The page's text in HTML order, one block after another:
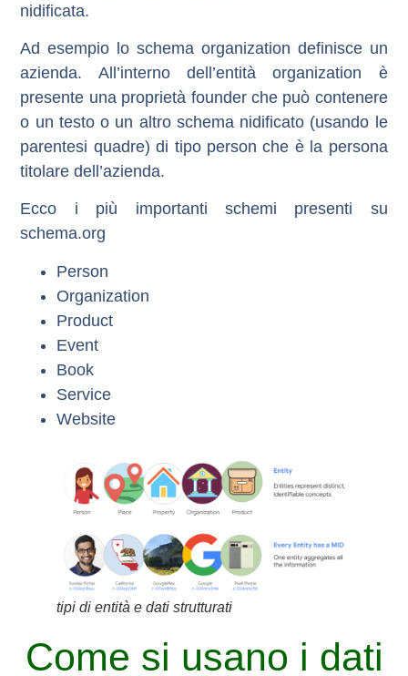
nidificata.
Ad esempio lo schema organization definisce un
azienda. All’interno dell’entità organization è
presente una proprietà founder che può contenere
o un testo o un altro schema nidificato (usando le
parentesi quadre) di tipo person che è la persona
titolare dell’azienda.
Ecco i più importanti schemi presenti su
schema.org
Person
Organization
Product
Event
Book
Service
Website
tipi di entità e dati strutturati
Come si usano i dati